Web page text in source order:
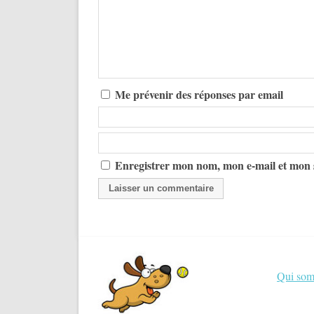
Me prévenir des réponses par email
Enregistrer mon nom, mon e-mail et
Qui